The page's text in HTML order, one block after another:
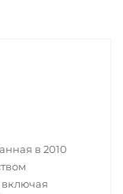
в 2010
включая